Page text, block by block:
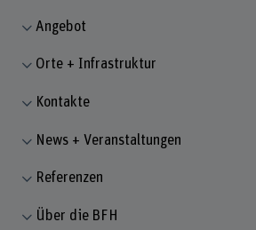
Angebot
Orte + Infrastruktur
Kontakte
News + Veranstaltungen
Referenzen
Über die BFH